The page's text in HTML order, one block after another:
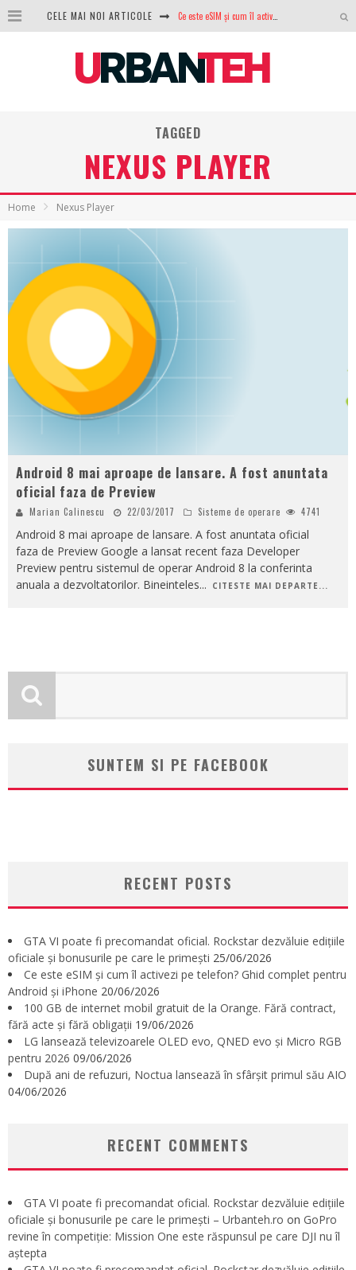
CELE MAI NOI ARTICOLE Ce este eSIM și cum îl activezi pe telefon? Ghid complet pentru Android și iPhone
TAGGED
NEXUS PLAYER
Home Nexus Player
Android 8 mai aproape de lansare. A fost anuntata
oficial faza de Preview
Marian Calinescu 22/03/2017 Sisteme de operare 4741
Android 8 mai aproape de lansare. A fost anuntata oficial
faza de Preview Google a lansat recent faza Developer
Preview pentru sistemul de operar Android 8 la conferinta
anuala a dezvoltatorilor. Bineinteles... CITESTE MAI DEPARTE...
SUNTEM SI PE FACEBOOK
RECENT POSTS
GTA VI poate fi precomandat oficial. Rockstar dezvăluie edițiile
oficiale și bonusurile pe care le primești 25/06/2026
Ce este eSIM și cum îl activezi pe telefon? Ghid complet pentru
Android și iPhone 20/06/2026
100 GB de internet mobil gratuit de la Orange. Fără contract,
fără acte și fără obligații 19/06/2026
LG lansează televizoarele OLED evo, QNED evo și Micro RGB
pentru 2026 09/06/2026
După ani de refuzuri, Noctua lansează în sfârșit primul său AIO
04/06/2026
RECENT COMMENTS
GTA VI poate fi precomandat oficial. Rockstar dezvăluie edițiile
oficiale și bonusurile pe care le primești – Urbanteh.ro on GoPro
revine în competiție: Mission One este răspunsul pe care DJI nu îl
aștepta